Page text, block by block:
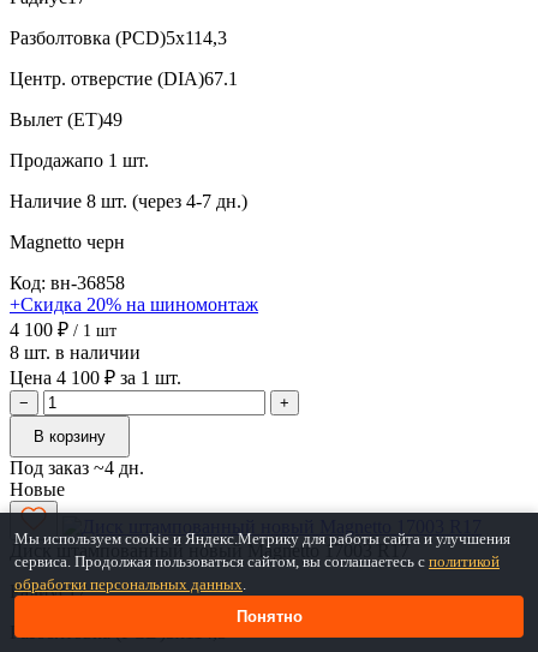
Разболтовка (PCD)5x114,3
Центр. отверстие (DIA)67.1
Вылет (ET)49
Продажапо 1 шт.
Наличие 8 шт. (через 4-7 дн.)
Magnetto черн
Код: вн-36858
+Скидка 20% на шиномонтаж
4 100 ₽ / 1 шт
8 шт. в наличии
Цена 4 100 ₽ за 1 шт.
−
+
В корзину
Под заказ ~4 дн.
Новые
Диск штампованный новый Magnetto 17003 R17
Радиус17
Разболтовка (PCD)
Мы используем cookie и Яндекс.Метрику для работы сайта и улучшения
сервиса. Продолжая пользоваться сайтом, вы соглашаетесь с политикой
обработки персональных данных.
Понятно